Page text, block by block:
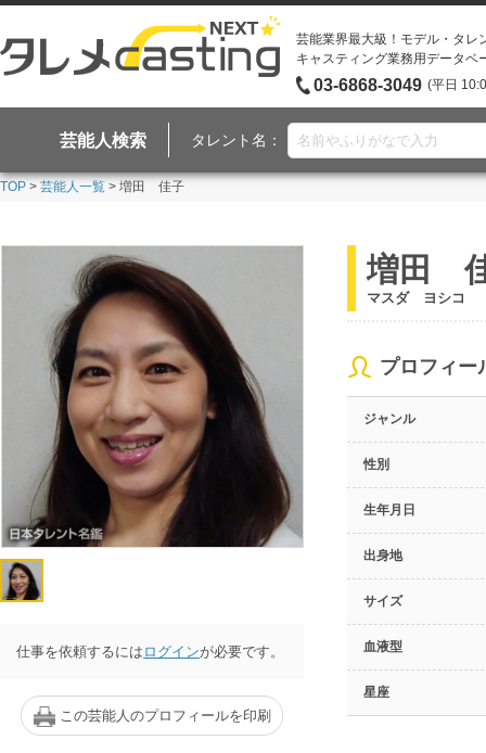
芸能業界最大級！モデル・タレ
キャスティング業務用データベ
03-6868-3049 (平日
芸能人検索 タレント名：
TOP > 芸能人一覧 > 増田 佳子
仕事を依頼するには ログインが必要です。
この芸能人のプロフィールを印刷
増田
マスダ ヨシコ
プロフィー
ジャンル
性別
生年月日
出身地
サイズ
血液型
星座